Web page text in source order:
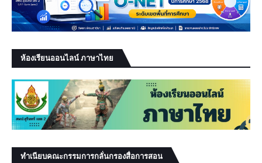
ห้องเรียนออนไลน์ ภาษาไทย
ทำเนียบคณะกรรมการกลั่นกรองสื่อการสอน